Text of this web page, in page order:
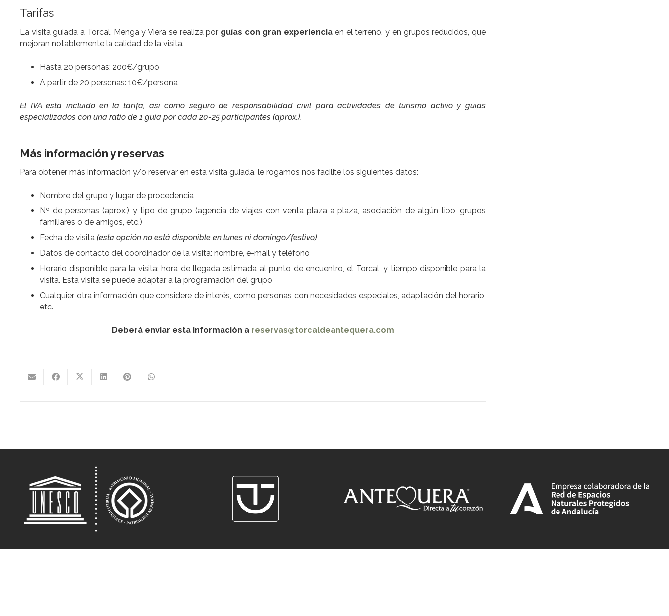
Tarifas
La visita guiada a Torcal, Menga y Viera se realiza por guías con gran experiencia en el terreno, y en grupos reducidos, que
mejoran notablemente la calidad de la visita.
Hasta 20 personas: 200€/grupo
A partir de 20 personas: 10€/persona
El IVA está incluido en la tarifa, así como seguro de responsabilidad civil para actividades de turismo activo y guías
especializados con una ratio de 1 guía por cada 20-25 participantes (aprox.).
Más información y reservas
Para obtener más información y/o reservar en esta visita guiada, le rogamos nos facilite los siguientes datos:
Nombre del grupo y lugar de procedencia
Nº de personas (aprox.) y tipo de grupo (agencia de viajes con venta plaza a plaza, asociación de algún tipo, grupos
familiares o de amigos, etc.)
Fecha de visita (esta opción no está disponible en lunes ni domingo/festivo)
Datos de contacto del coordinador de la visita: nombre, e-mail y teléfono
Horario disponible para la visita: hora de llegada estimada al punto de encuentro, el Torcal, y tiempo disponible para la
visita. Esta visita se puede adaptar a la programación del grupo
Cualquier otra información que considere de interés, como personas con necesidades especiales, adaptación del horario,
etc.
Deberá enviar esta información a reservas@torcaldeantequera.com